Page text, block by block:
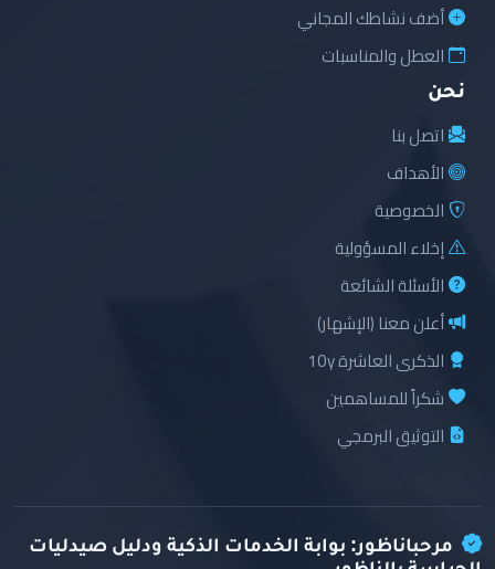
أضف نشاطك المجاني
العطل والمناسبات
نحن
اتصل بنا
الأهداف
الخصوصية
إخلاء المسؤولية
الأسئلة الشائعة
أعلن معنا (الإشهار)
الذكرى العاشرة 10y
شكراً للمساهمين
التوثيق البرمجي
مرحباناظور: بوابة الخدمات الذكية ودليل صيدليات